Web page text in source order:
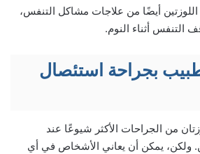
أيضًا من علاجات مشاكل التنفس،
التنفس أثناء النوم.
بجراحة استئصال
من الجراحات الأكثر شيوعًا عند
ولكن، يمكن أن يعاني الأشخاص في أي